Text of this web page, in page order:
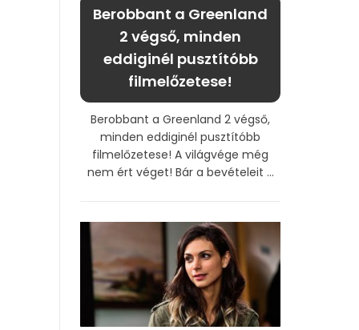
Berobbant a Greenland
2 végső, minden
eddiginél pusztítóbb
filmelőzetese!
Berobbant a Greenland 2 végső,
minden eddiginél pusztítóbb
filmelőzetese! A világvége még
nem ért véget! Bár a bevételeit ...